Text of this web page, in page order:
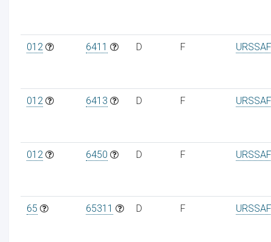
012 6411 D F
012 6413 D F
012 6450 D F
65 65311 D F